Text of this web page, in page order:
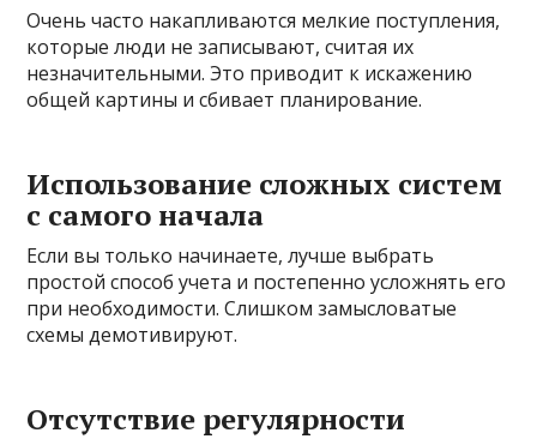
Очень часто накапливаются мелкие поступления,
которые люди не записывают, считая их
незначительными. Это приводит к искажению
общей картины и сбивает планирование.
Использование сложных систем
с самого начала
Если вы только начинаете, лучше выбрать
простой способ учета и постепенно усложнять его
при необходимости. Слишком замысловатые
схемы демотивируют.
Отсутствие регулярности